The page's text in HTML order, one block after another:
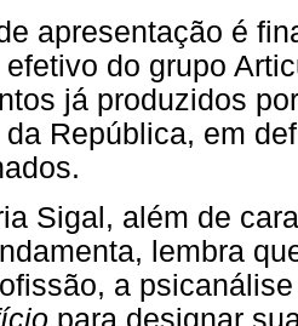
apresentação é
do grupo
já produzidos
da República, em
Sigal, além de
lembra
a